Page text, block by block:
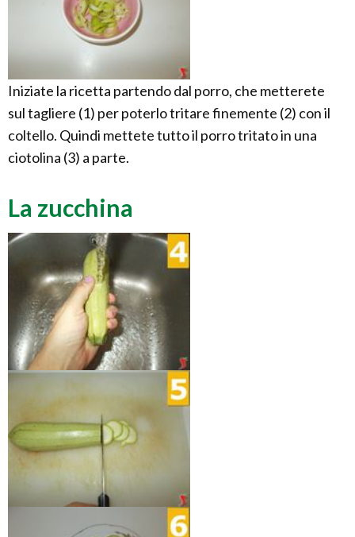
Iniziate la ricetta partendo dal porro, che metterete
sul tagliere (1) per poterlo tritare finemente (2) con il
coltello. Quindi mettete tutto il porro tritato in una
ciotolina (3) a parte.
La zucchina